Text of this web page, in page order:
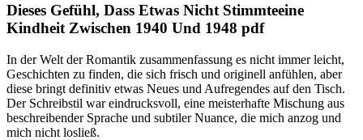
Dieses Gefühl, Dass Etwas Nicht Stimmteeine
Kindheit Zwischen 1940 Und 1948 pdf
In der Welt der Romantik zusammenfassung es nicht immer leicht,
Geschichten zu finden, die sich frisch und originell anfühlen, aber
diese bringt definitiv etwas Neues und Aufregendes auf den Tisch.
Der Schreibstil war eindrucksvoll, eine meisterhafte Mischung aus
beschreibender Sprache und subtiler Nuance, die mich anzog und
mich nicht losließ.